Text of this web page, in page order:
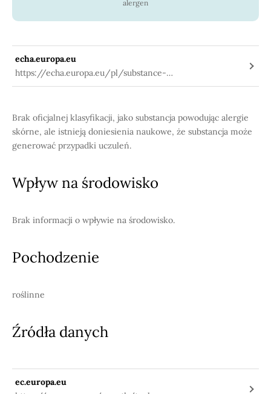
alergen
echa.europa.eu
https://echa.europa.eu/pl/substance-
information/-/substanceinfo/100.074.224
Brak oficjalnej klasyfikacji, jako substancja powodując alergie
skórne, ale istnieją doniesienia naukowe, że substancja może
generować przypadki uczuleń.
Wpływ na środowisko
Brak informacji o wpływie na środowisko.
Pochodzenie
roślinne
Źródła danych
ec.europa.eu